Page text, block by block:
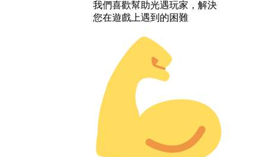
我們喜歡幫助光遇玩家，解決
您在遊戲上遇到的困難